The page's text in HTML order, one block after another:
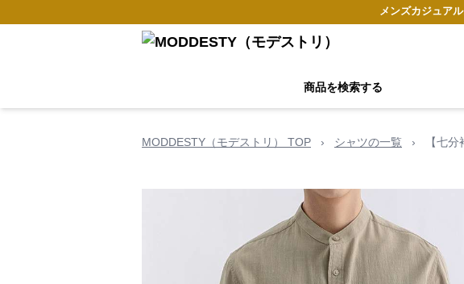
メンズカジュア
商品を検索する
MODDESTY（モデストリ） TOP › シャツの一覧 › 【七